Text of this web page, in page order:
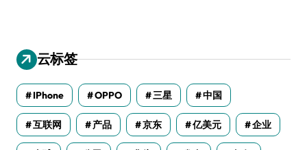
云标签
IPhone OPPO 三星 中国
互联网 产品 京东 亿美元 企业